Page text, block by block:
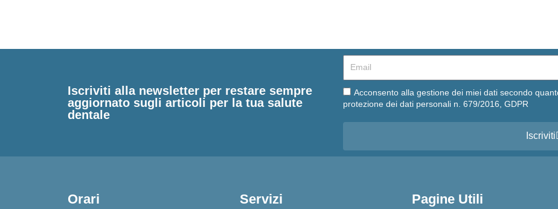
Iscriviti alla newsletter per restare sempre
aggiornato sugli articoli per la tua salute
dentale
Email
Email
Acconsento alla gestione dei miei dati secondo
protezione dei dati personali n. 679/2016, GDPR
Iscriviti
Orari Servizi Pagine Utili